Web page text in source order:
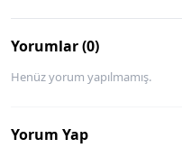
Yorumlar (0)
Henüz yorum yapılmamış.
Yorum Yap